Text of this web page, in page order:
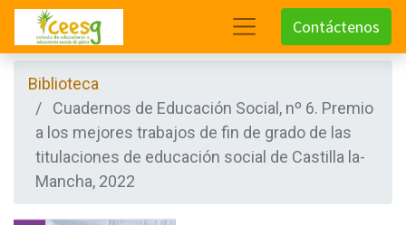
Contáctenos
Biblioteca
Cuadernos de Educación Social, nº 6. Premio
a los mejores trabajos de fin de grado de las
titulaciones de educación social de Castilla la-
Mancha, 2022